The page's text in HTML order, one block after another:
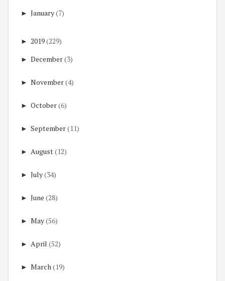
► January(7)
► 2019(229)
► December(3)
► November(4)
► October(6)
► September(11)
► August(12)
► July(34)
► June (28)
► May(56)
► April (52)
► March (19)